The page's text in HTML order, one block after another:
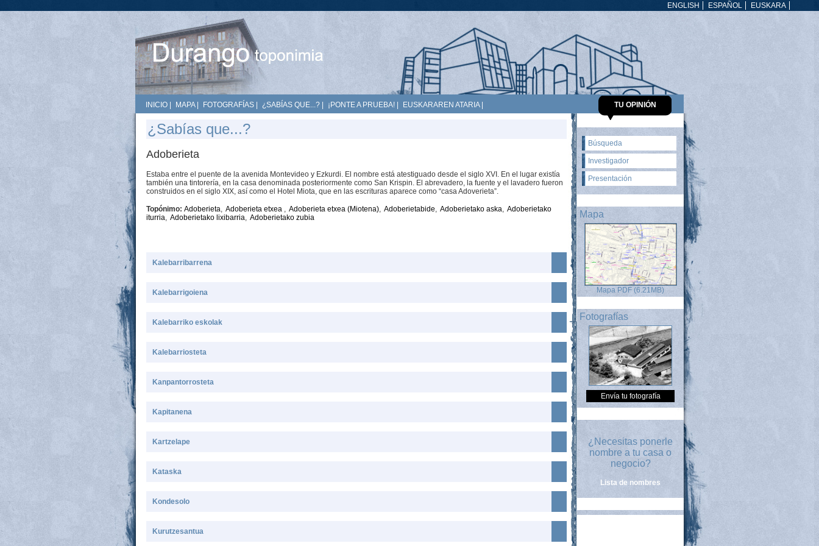
EUSKARA
ESPAÑOL
ENGLISH
INICIO MAPA| FOTOGRAFÍAS ¿SABÍAS QUE...? ¡PONTE A PRUEBA! EUSKARAREN ATARIA| TU OPINIÓN
¿Sabías que...?
Adoberieta
Estaba entre el puente de la avenida Montevideo y Ezkurdi. El nombre está atestiguado desde el siglo XVI. En el lugar existía
también una tintorería, en la casa denominada posteriormente como San Krispin. El abrevadero, la fuente y el lavadero fueron
construidos en el siglo XIX, así como el Hotel Miota, que en las escrituras aparece como “casa Adoverieta”.
Topónimo: Adoberieta, Adoberieta etxea , Adoberieta etxea (Miotena), Adoberietabide, Adoberietako aska, Adoberietako
iturria, Adoberietako lixibarria, Adoberietako zubia
Kalebarribarrena
Kalebarrigoiena
Kalebarriko eskolak
Kalebarriosteta
Kanpantorrosteta
Kapitanena
Kartzelape
Kataska
Kondesolo
Kurutzesantua
Búsqueda
Investigador
Presentación
Mapa
Mapa PDF (6.21MB)
Fotografías
Envía tu fotografía
¿Necesitas ponerle
nombre a tu casa o
negocio?
Lista de nombres